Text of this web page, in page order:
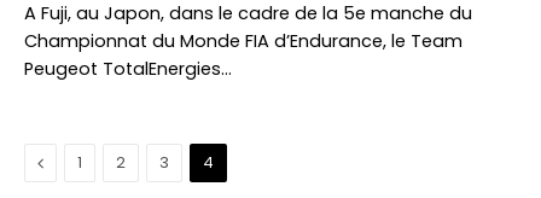
A Fuji, au Japon, dans le cadre de la 5e manche du
Championnat du Monde FIA d’Endurance, le Team
Peugeot TotalEnergies…
Précédent
1 2 3 4